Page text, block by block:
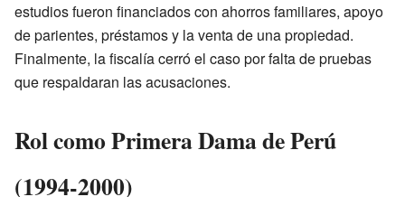
estudios fueron financiados con ahorros familiares, apoyo
de parientes, préstamos y la venta de una propiedad.
Finalmente, la fiscalía cerró el caso por falta de pruebas
que respaldaran las acusaciones.
Rol como Primera Dama de Perú
(1994-2000)